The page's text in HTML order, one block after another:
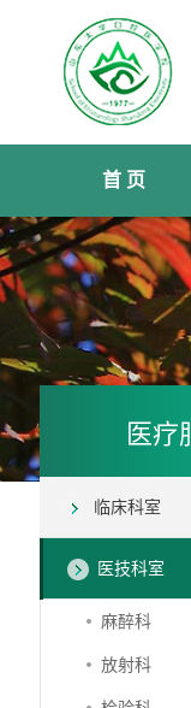
首 页
医疗
临床科室
医技科室
麻醉科
放射科